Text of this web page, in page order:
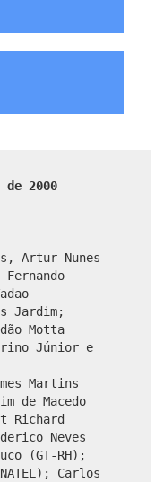
de 2000
Artur Nunes
Jardim;
Motta
Júnior e
Martins
de Macedo
Richard
Neves
(GT-RH);
Carlos